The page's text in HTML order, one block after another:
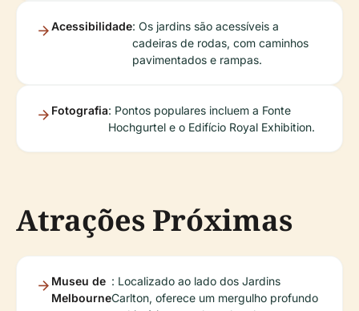
Acessibilidade: Os jardins são acessíveis a
cadeiras de rodas, com caminhos
pavimentados e rampas.
Fotografia: Pontos populares incluem a Fonte
Hochgurtel e o Edifício Royal Exhibition.
Atrações Próximas
Museu de
Melbourne
: Localizado ao lado dos Jardins
Carlton, oferece um mergulho profundo